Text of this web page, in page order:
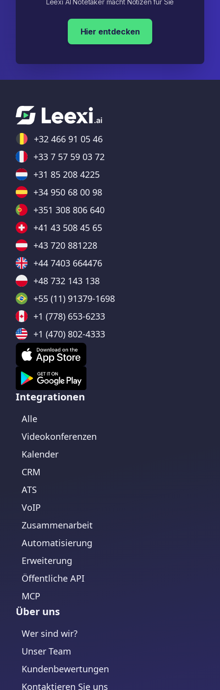
Hier entdecken
+32 466 91 05 46
+33 7 57 59 03 72
+31 85 208 4225
+34 950 68 00 98
+351 308 806 640
+41 43 508 45 65
+43 720 881228
+44 7403 664476
+48 732 143 138
+55 (11) 91379-1698
+1 (778) 653-6233
+1 (470) 802-4333
Integrationen
Alle
Videokonferenzen
Kalender
CRM
ATS
VoIP
Zusammenarbeit
Automatisierung
Erweiterung
Öffentliche API
MCP
Über uns
Wer sind wir?
Unser Team
Kundenbewertungen
Kontaktieren Sie uns